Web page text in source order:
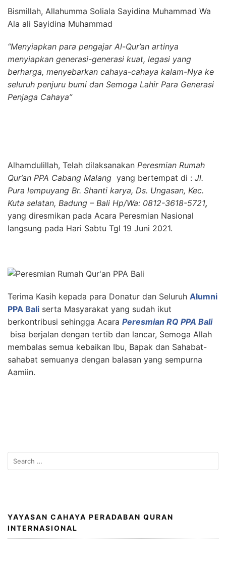
Bismillah, Allahumma Soliala Sayidina Muhammad Wa
Ala ali Sayidina Muhammad
“Menyiapkan para pengajar Al-Qur’an artinya
menyiapkan generasi-generasi kuat, legasi yang
berharga, menyebarkan cahaya-cahaya kalam-Nya ke
seluruh penjuru bumi dan Semoga Lahir Para Generasi
Penjaga Cahaya”
Alhamdulillah, Telah dilaksanakan Peresmian Rumah
Qur’an PPA Cabang Malang yang bertempat di : Jl.
Pura lempuyang Br. Shanti karya, Ds. Ungasan, Kec.
Kuta selatan, Badung – Bali Hp/Wa: 0812-3618-5721,
yang diresmikan pada Acara Peresmian Nasional
langsung pada Hari Sabtu Tgl 19 Juni 2021.
Terima Kasih kepada para Donatur dan Seluruh Alumni
PPA Bali serta Masyarakat yang sudah ikut
berkontribusi sehingga Acara Peresmian RQ PPA Bali
bisa berjalan dengan tertib dan lancar, Semoga Allah
membalas semua kebaikan Ibu, Bapak dan Sahabat-
sahabat semuanya dengan balasan yang sempurna
Aamiin.
Search
for:
YAYASAN CAHAYA PERADABAN QURAN
INTERNASIONAL